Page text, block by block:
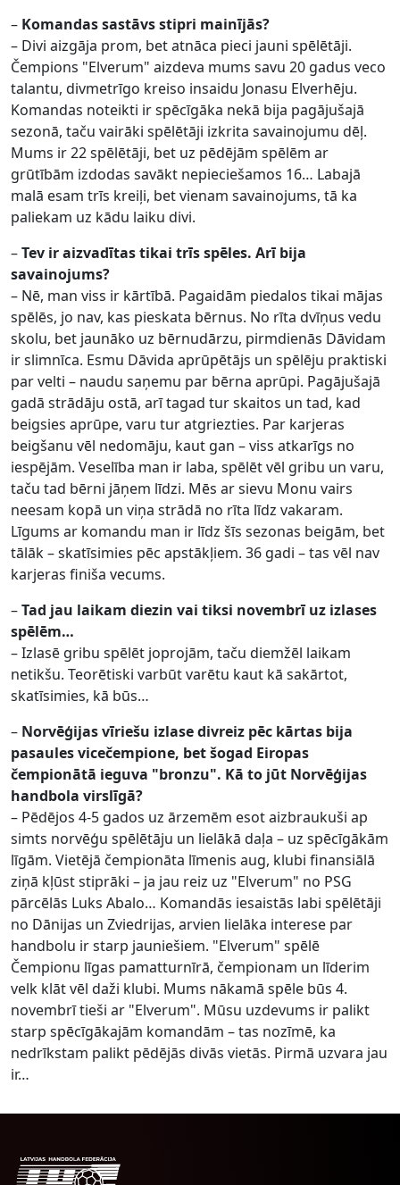
– Komandas sastāvs stipri mainījās?
– Divi aizgāja prom, bet atnāca pieci jauni spēlētāji.
Čempions "Elverum" aizdeva mums savu 20 gadus veco
talantu, divmetrīgo kreiso insaidu Jonasu Elverhēju.
Komandas noteikti ir spēcīgāka nekā bija pagājušajā
sezonā, taču vairāki spēlētāji izkrita savainojumu dēļ.
Mums ir 22 spēlētāji, bet uz pēdējām spēlēm ar
grūtībām izdodas savākt nepieciešamos 16… Labajā
malā esam trīs kreiļi, bet vienam savainojums, tā ka
paliekam uz kādu laiku divi.
–Tev ir aizvadītas tikai trīs spēles. Arī bija
savainojums?
– Nē, man viss ir kārtībā. Pagaidām piedalos tikai mājas
spēlēs, jo nav, kas pieskata bērnus. No rīta dvīņus vedu
skolu, bet jaunāko uz bērnudārzu, pirmdienās Dāvidam
ir slimnīca. Esmu Dāvida aprūpētājs un spēlēju praktiski
par velti – naudu saņemu par bērna aprūpi. Pagājušajā
gadā strādāju ostā, arī tagad tur skaitos un tad, kad
beigsies aprūpe, varu tur atgriezties. Par karjeras
beigšanu vēl nedomāju, kaut gan – viss atkarīgs no
iespējām. Veselība man ir laba, spēlēt vēl gribu un varu,
taču tad bērni jāņem līdzi. Mēs ar sievu Monu vairs
neesam kopā un viņa strādā no rīta līdz vakaram.
Līgums ar komandu man ir līdz šīs sezonas beigām, bet
tālāk – skatīsimies pēc apstākļiem. 36 gadi – tas vēl nav
karjeras finiša vecums.
–Tad jau laikam diezin vai tiksi novembrī uz izlases
spēlēm…
– Izlasē gribu spēlēt joprojām, taču diemžēl laikam
netikšu. Teorētiski varbūt varētu kaut kā sakārtot,
skatīsimies, kā būs…
– Norvēģijas vīriešu izlase divreiz pēc kārtas bija
pasaules vicečempione, bet šogad Eiropas
čempionātā ieguva "bronzu". Kā to jūt Norvēģijas
handbola virslīgā?
– Pēdējos 4-5 gados uz ārzemēm esot aizbraukuši ap
simts norvēģu spēlētāju un lielākā daļa – uz spēcīgākām
līgām. Vietējā čempionāta līmenis aug, klubi finansiālā
ziņā kļūst stiprāki – ja jau reiz uz "Elverum" no PSG
pārcēlās Luks Abalo… Komandās iesaistās labi spēlētāji
no Dānijas un Zviedrijas, arvien lielāka interese par
handbolu ir starp jauniešiem. "Elverum" spēlē
Čempionu līgas pamatturnīrā, čempionam un līderim
velk klāt vēl daži klubi. Mums nākamā spēle būs 4.
novembrī tieši ar "Elverum". Mūsu uzdevums ir palikt
starp spēcīgākajām komandām – tas nozīmē, ka
nedrīkstam palikt pēdējās divās vietās. Pirmā uzvara jau
ir…